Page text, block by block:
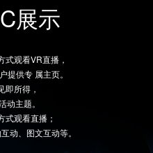
展示
式观看VR直播，
提供专 属主页。
即所得，
动主题。
式观看直播；
动、图文互动等。